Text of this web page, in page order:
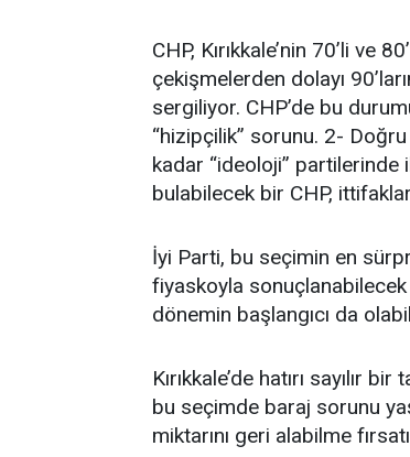
CHP, Kırıkkale’nin 70’li ve
çekişmelerden dolayı
sergiliyor. CHP’de bu
“hizipçilik” sorunu. 2-
kadar “ideoloji”
bulabilecek bir CHP,
İyi Parti, bu seçimin en
fiyaskoyla
dönemin başlangıcı da
Kırıkkale’de hatırı sayılır
bu seçimde baraj sorunu
miktarını geri alabilme